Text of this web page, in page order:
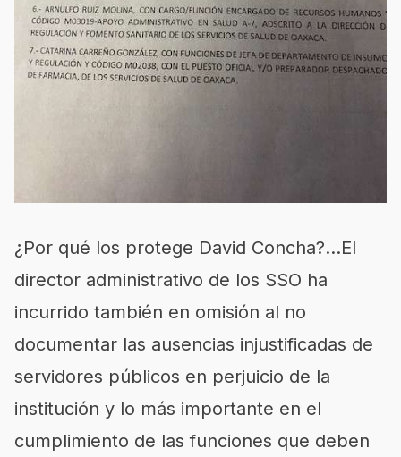
¿Por qué los protege David Concha?…El
director administrativo de los SSO ha
incurrido también en omisión al no
documentar las ausencias injustificadas de
servidores públicos en perjuicio de la
institución y lo más importante en el
cumplimiento de las funciones que deben